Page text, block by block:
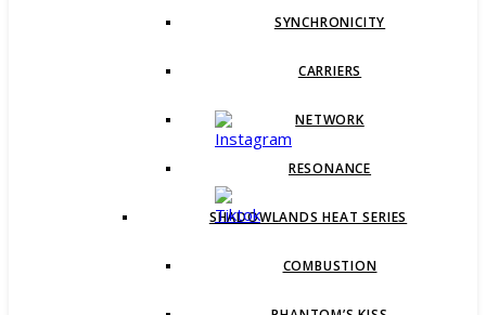
SYNCHRONICITY
CARRIERS
NETWORK
RESONANCE
SHADOWLANDS HEAT SERIES
COMBUSTION